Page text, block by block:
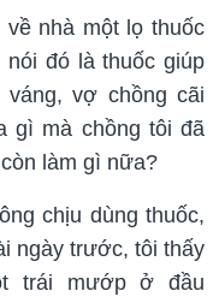
nhà một lọ thuốc
đó là thuốc giúp
vợ chồng cãi
gì mà chồng tôi đã
làm gì nữa?
chịu dùng thuốc,
ngày trước, tôi thấy
trái mướp ở đầu